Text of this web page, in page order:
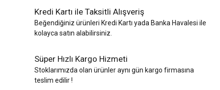
Kredi Kartı ile Taksitli Alışveriş
Beğendiğiniz ürünleri Kredi Kartı yada Banka Havalesi ile
kolayca satın alabilirsiniz.
Süper Hızlı Kargo Hizmeti
Stoklarımızda olan ürünler aynı gün kargo firmasına
teslim edilir !